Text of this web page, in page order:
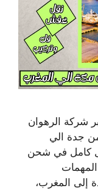
شركة الرهوان
جدة الي
كامل في شحن
إلى المغرب،